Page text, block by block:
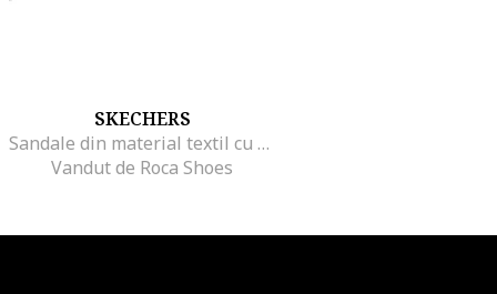
SKECHERS
Sandale din material textil cu velcro Go Walk Flex
Vandut de Roca Shoes